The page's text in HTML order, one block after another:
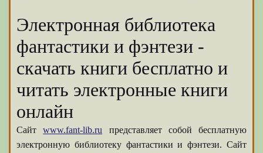
Электронная библиотека
фантастики и фэнтези -
скачать книги бесплатно и
читать электронные книги
онлайн
Сайтwww.fant-lib.ru представляет собой бесплатную
электронную библиотеку фантастики и фэнтези. Сайт